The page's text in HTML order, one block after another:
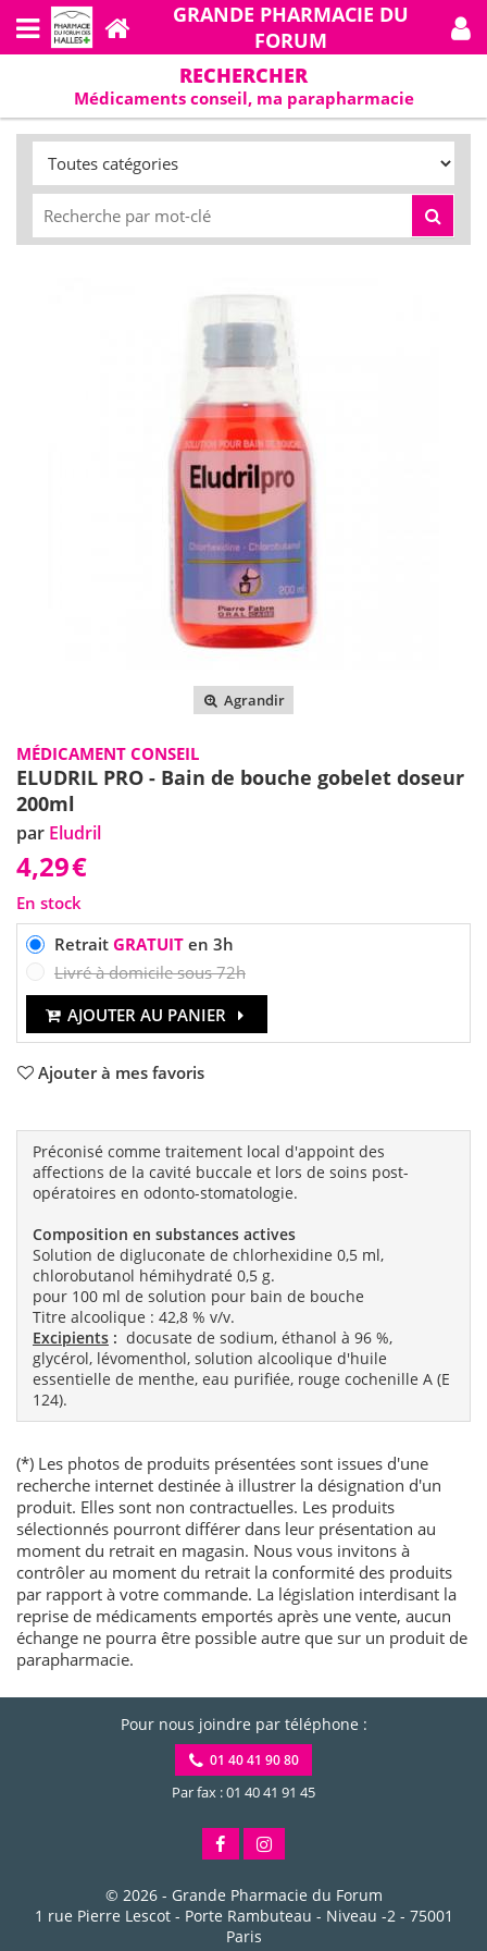
GRANDE PHARMACIE DU
FORUM
RECHERCHER
Médicaments conseil, ma parapharmacie
Agrandir
MÉDICAMENT CONSEIL
ELUDRIL PRO - Bain de bouche gobelet doseur
200ml
par Eludril
4,29€
En stock
Retrait GRATUITen 3h
Livré à domicile sous 72h
AJOUTER AU PANIER
Ajouter à mes favoris
Préconisé comme traitement local d'appoint des
affections de la cavité buccale et lors de soins post-
opératoires en odonto-stomatologie.
Composition en substances actives
Solution de digluconate de chlorhexidine 0,5 ml,
chlorobutanol hémihydraté 0,5 g.
pour 100 ml de solution pour bain de bouche
Titre alcoolique : 42,8 % v/v.
Excipients: docusate de sodium, éthanol à 96 %,
glycérol, lévomenthol, solution alcoolique d'huile
essentielle de menthe, eau purifiée, rouge cochenille A (E
124).
(*) Les photos de produits présentées sont issues d'une
recherche internet destinée à illustrer la désignation d'un
produit. Elles sont non contractuelles. Les produits
sélectionnés pourront différer dans leur présentation au
moment du retrait en magasin. Nous vous invitons à
contrôler au moment du retrait la conformité des produits
par rapport à votre commande. La législation interdisant la
reprise de médicaments emportés après une vente, aucun
échange ne pourra être possible autre que sur un produit de
parapharmacie.
Pour nous joindre par téléphone :
01 40 41 90 80
Par fax : 01 40 41 91 45
© 2026 - Grande Pharmacie du Forum
1 rue Pierre Lescot - Porte Rambuteau - Niveau -2- 75001
Paris